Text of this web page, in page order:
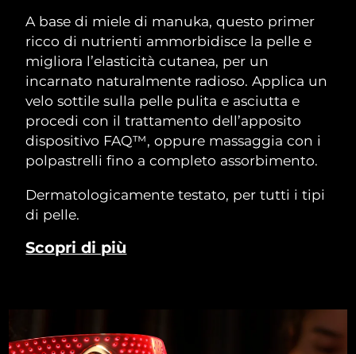
A base di miele di manuka, questo primer
ricco di nutrienti ammorbidisce la pelle e
migliora l’elasticità cutanea, per un
incarnato naturalmente radioso. Applica un
velo sottile sulla pelle pulita e asciutta e
procedi con il trattamento dell’apposito
dispositivo FAQ™, oppure massaggia con i
polpastrelli fino a completo assorbimento.
Dermatologicamente testato, per tutti i tipi
di pelle.
Scopri di più